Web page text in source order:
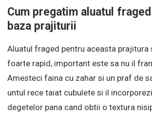
Cum pregatim aluatul
baza prajiturii
Aluatul fraged pentru aceasta prajitura
foarte rapid, important este sa nu il
Amesteci faina cu zahar si un praf de
untul rece taiat cubulete si il
degetelor pana cand obtii o textura